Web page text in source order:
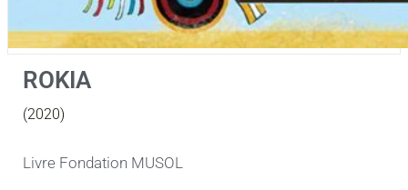
ROKIA
(2020)
Livre Fondation MUSOL